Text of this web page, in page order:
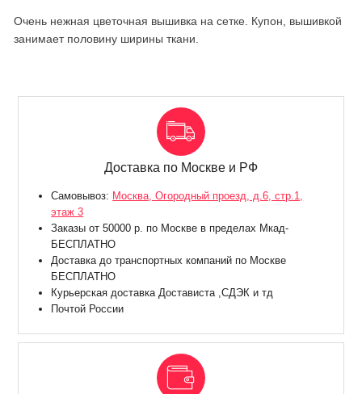
Очень нежная цветочная вышивка на сетке. Купон, вышивкой
занимает половину ширины ткани.
Доставка по Москве и РФ
Самовывоз: Москва, Огородный проезд, д.6, стр.1,
этаж 3
Заказы от 50000 р. по Москве в пределах Мкад-
БЕСПЛАТНО
Доставка до транспортных компаний по Москве
БЕСПЛАТНО
Курьерская доставка Достависта ,СДЭК и тд
Почтой России